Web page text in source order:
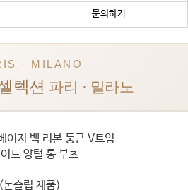
문의하기
· MILANO
렉션 파리 · 밀라노
이지 백 리본 둥근 V트임
드 양털 롱 부츠
(논슬립 제품)